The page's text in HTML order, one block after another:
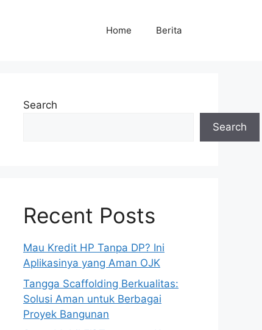
Home Berita
Search
Search
Recent Posts
Mau Kredit HP Tanpa DP? Ini
Aplikasinya yang Aman OJK
Tangga Scaffolding Berkualitas:
Solusi Aman untuk Berbagai
Proyek Bangunan